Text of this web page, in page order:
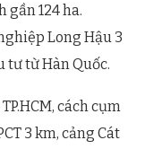
124 ha.
Long Hậu 3
tư từ Hàn Quốc.
cách cụm
3 km, cảng Cát